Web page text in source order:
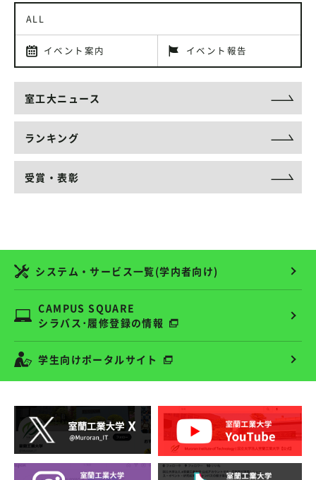
ALL
イベント案内 イベント報告
室工大ニュース
ランキング
受賞・表彰
システム・サービス一覧(学内者向け)
CAMPUS SQUARE
シラバス･履修登録の情報
学生向けポータルサイト